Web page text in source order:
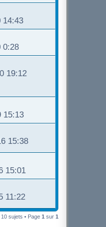
14:43
0:28
19:12
15:13
15:38
15:01
11:22
10 sujets • Page 1 sur 1